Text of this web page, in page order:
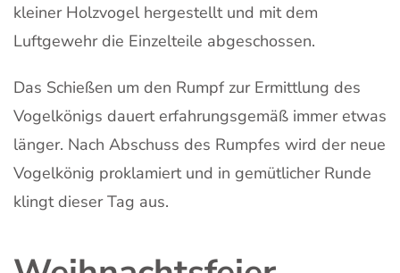
kleiner Holzvogel hergestellt und mit dem
Luftgewehr die Einzelteile abgeschossen.
Das Schießen um den Rumpf zur Ermittlung des
Vogelkönigs dauert erfahrungsgemäß immer etwas
länger. Nach Abschuss des Rumpfes wird der neue
Vogelkönig proklamiert und in gemütlicher Runde
klingt dieser Tag aus.